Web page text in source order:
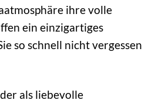
ihre volle
ein einzigartiges
so schnell nicht vergessen
als liebevolle